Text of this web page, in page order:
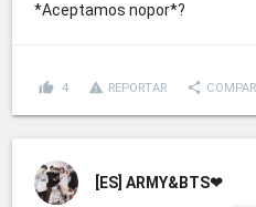
*Aceptamos nopor*?
thumb_up 4 report_problem REPORTAR share
[ES] ARMY&BTS❤